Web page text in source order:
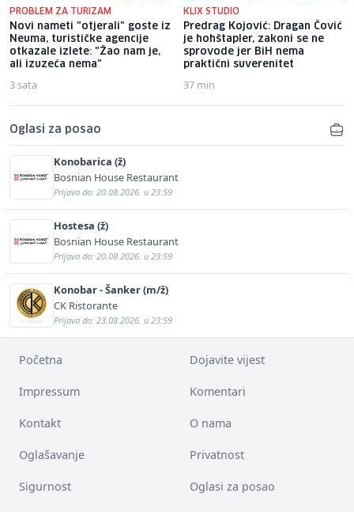
PROBLEM ZA TURIZAM
Novi nameti "otjerali" goste iz
Neuma, turističke agencije
otkazale izlete: "Žao nam je,
ali izuzeća nema"
3 sata
KLIX STUDIO
Predrag Kojović: Dragan Čović
je hohštapler, zakoni se ne
sprovode jer BiH nema
praktični suverenitet
37 min
Oglasi za posao
Konobarica (ž)
Bosnian House Restaurant
Prijava do: 20.08.2026. u 23:59
Hostesa (ž)
Bosnian House Restaurant
Prijava do: 20.08.2026. u 23:59
Konobar - Šanker (m/ž)
CK Ristorante
Prijava do: 23.08.2026. u 23:59
Početna Dojavite vijest
Impressum Komentari
Kontakt O nama
Oglašavanje Privatnost
Sigurnost Oglasi za posao